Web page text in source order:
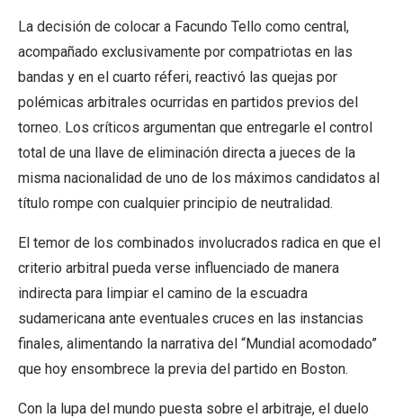
La decisión de colocar a Facundo Tello como central,
acompañado exclusivamente por compatriotas en las
bandas y en el cuarto réferi, reactivó las quejas por
polémicas arbitrales ocurridas en partidos previos del
torneo. Los críticos argumentan que entregarle el control
total de una llave de eliminación directa a jueces de la
misma nacionalidad de uno de los máximos candidatos al
título rompe con cualquier principio de neutralidad.
El temor de los combinados involucrados radica en que el
criterio arbitral pueda verse influenciado de manera
indirecta para limpiar el camino de la escuadra
sudamericana ante eventuales cruces en las instancias
finales, alimentando la narrativa del “Mundial acomodado”
que hoy ensombrece la previa del partido en Boston.
Con la lupa del mundo puesta sobre el arbitraje, el duelo